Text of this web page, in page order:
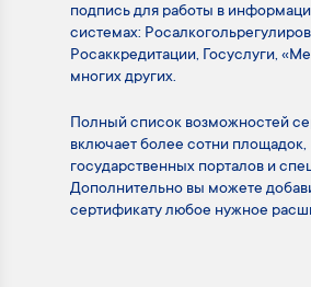
подпись для работы в
системах:
Росаккредитации, Госуслуги,
многих других.
Полный список возможностей
включает более сотни площадок,
государственных порталов и
Дополнительно вы можете
сертификату любое нужное